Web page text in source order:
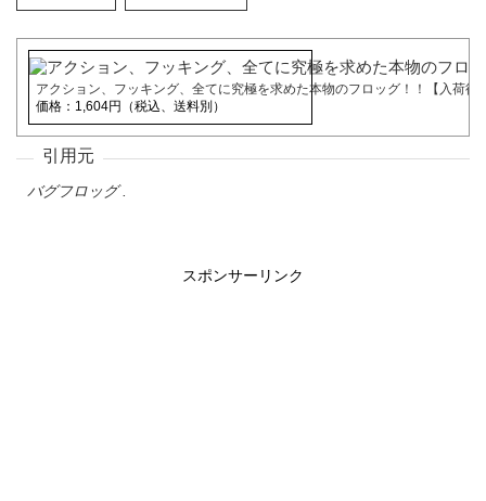
アクション、フッキング、全てに究極を求めた本物のフロッグ！！【入荷待
価格：1,604円（税込、送料別）
バグフロッグ .
スポンサーリンク